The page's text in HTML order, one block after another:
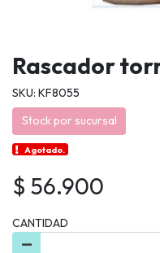
Rascador
SKU: KF8055
Stock por sucursal
Agotado.
$ 56.900
CANTIDAD